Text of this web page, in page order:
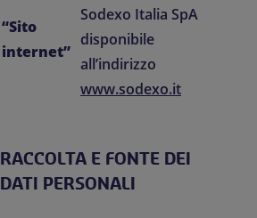
“Sito
internet”
Sodexo Italia SpA
disponibile
all’indirizzo
www.sodexo.it
RACCOLTA E FONTE DEI
DATI PERSONALI